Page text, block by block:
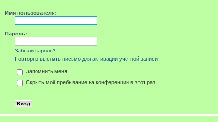
Имя пользователя:
Пароль:
Забыли пароль?
Повторно выслать письмо для активации учётной записи
Запомнить меня
Скрыть моё пребывание на конференции в этот раз